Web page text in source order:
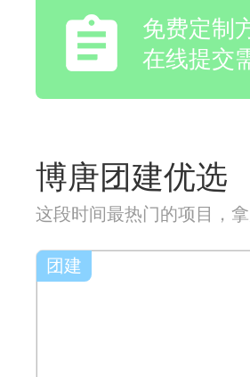
免费定制
在线提交
博唐团建优选
这段时间最热门的项目，
团建